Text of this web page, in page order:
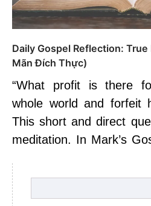
Daily Gospel Reflection:
Mãn Đích Thực)
“What profit is there
whole world and forfeit
This short and direct
meditation. In Mark’s